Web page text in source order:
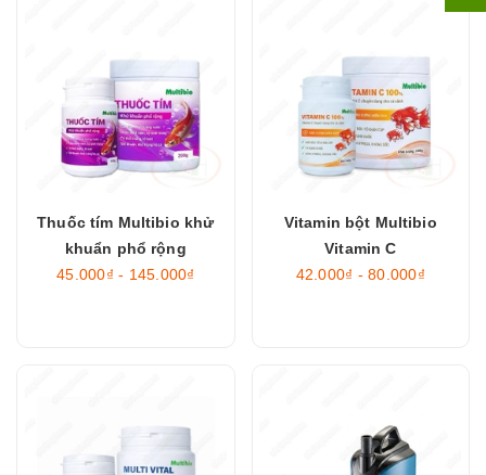
Thuốc tím Multibio khử
khuẩn phổ rộng
45.000₫ - 145.000₫
Vitamin bột Multibio
Vitamin C
42.000₫ - 80.000₫